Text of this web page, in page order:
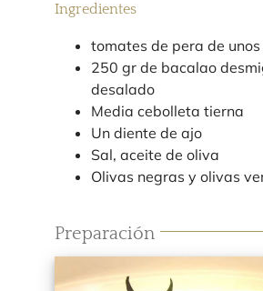
Ingredientes
tomates de pera de
250 gr de bacalao
desalado
Media cebolleta tierna
Un diente de ajo
Sal, aceite de oliva
Olivas negras y olivas
Preparación